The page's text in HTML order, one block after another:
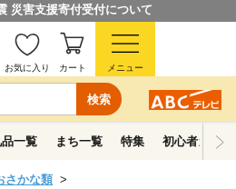
災害支援寄付受付について
検索
お気に入り カート メニュー
一覧 まち一覧 特集 初心者ガイド
さかな類